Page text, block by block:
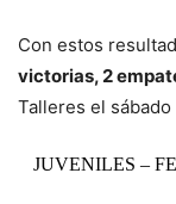
Con estos
victorias, 2
Talleres el sábado
JUVENILES –